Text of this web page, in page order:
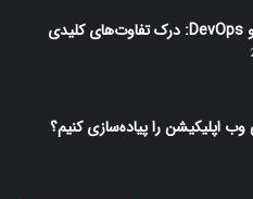
اپلیکیشن را پیاده‌سازی کنیم؟